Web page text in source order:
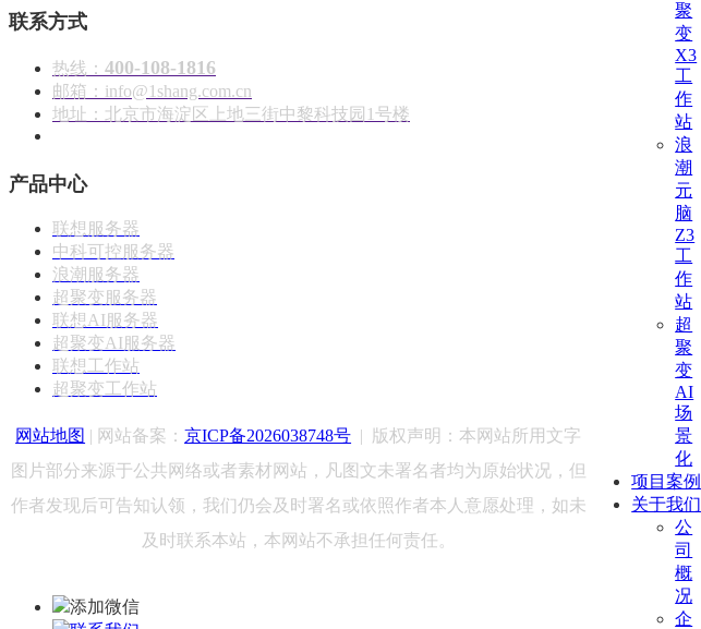
聚
变
X3
工
作
站
浪
潮
元
脑
Z3
工
作
站
超
聚
变
AI
场
景
化
项目案例
关于我们
公
司
概
况
企
联系方式
热线： 400-108-1816
邮箱：info@1shang.com.cn
地址：北京市海淀区上地三街中黎科技园1号楼
产品中心
联想服务器
中科可控服务器
浪潮服务器
超聚变服务器
联想AI服务器
超聚变AI服务器
联想工作站
超聚变工作站
网站地图 | 网站备案：京ICP备2026038748号 | 版权声明： 本网站所用文字
图片部分来源于公共网络或者素材网站，凡图文未署名者均为原始状况，但
作者发现后可告知认领，我们仍会及时署名或依照作者本人意愿处理，如未
及时联系本站，本网站不承担任何责任。
添加微信